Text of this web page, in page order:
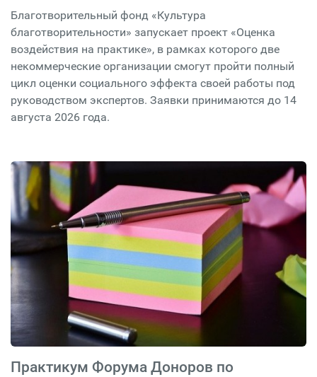
Благотворительный фонд «Культура
благотворительности» запускает проект «Оценка
воздействия на практике», в рамках которого две
некоммерческие организации смогут пройти полный
цикл оценки социального эффекта своей работы под
руководством экспертов. Заявки принимаются до 14
августа 2026 года.
Практикум Форума Доноров по